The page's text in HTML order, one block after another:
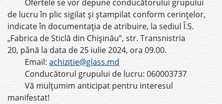
Ofertele se vor depune conducătorului grupului
de lucru în plic sigilat și ștampilat conform cerințelor,
indicate în documentația de atribuire, la sediul Î.S.
„Fabrica de Sticlă din Chișinău”, str. Transnistria
20, până la data de 25 iulie 2024, ora 09.00.
Email:achizitie@glass.md
Conducătorul grupului de lucru: 060003737
Vă mulțumim anticipat pentru interesul
manifestat!